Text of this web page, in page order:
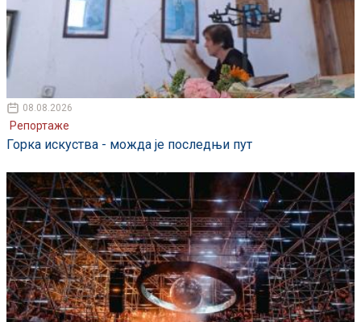
08.08.2026
Репортаже
Горка искуства - можда је последњи пут